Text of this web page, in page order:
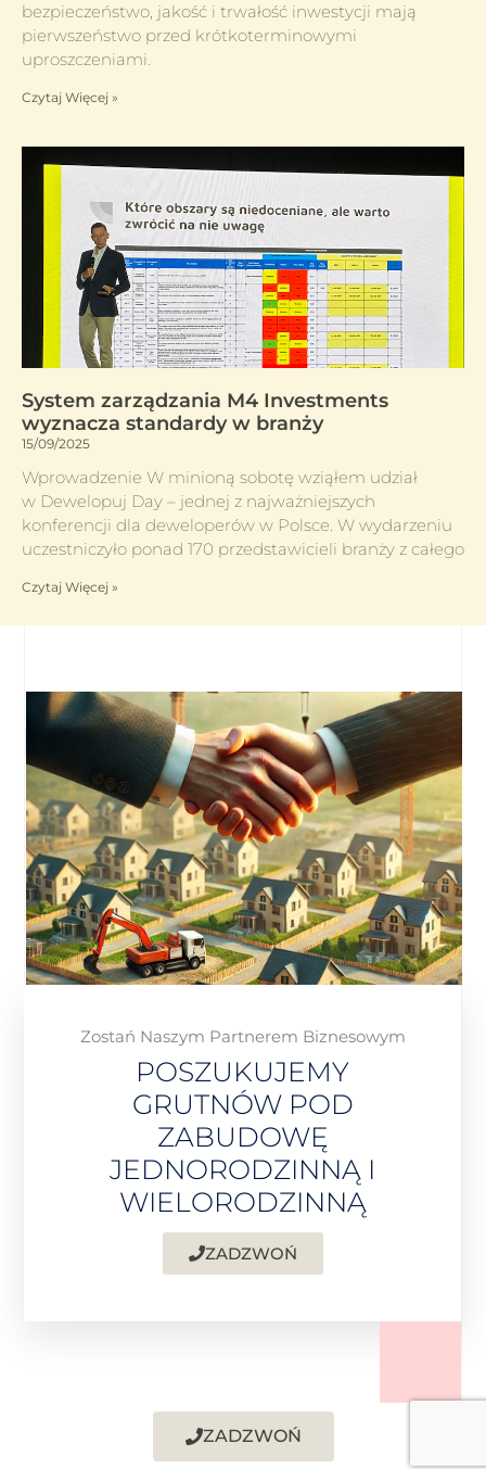
bezpieczeństwo, jakość i trwałość inwestycji mają
pierwszeństwo przed krótkoterminowymi
uproszczeniami.
Czytaj Więcej »
System zarządzania M4 Investments
wyznacza standardy w branży
15/09/2025
Wprowadzenie W minioną sobotę wziąłem udział
w Dewelopuj Day – jednej z najważniejszych
konferencji dla deweloperów w Polsce. W wydarzeniu
uczestniczyło ponad 170 przedstawicieli branży z całego
Czytaj Więcej »
Zostań Naszym Partnerem Biznesowym
POSZUKUJEMY
GRUTNÓW POD
ZABUDOWĘ
JEDNORODZINNĄ I
WIELORODZINNĄ
ZADZWOŃ
ZADZWOŃ